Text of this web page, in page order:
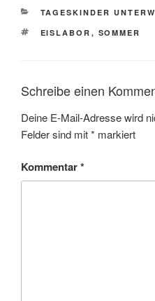
KATEGORIEN
TAGESKINDER
SCHLAGWÖRTER
EISLABOR , SOMMER
Schreibe einen
Deine E-Mail-Adresse wird
Felder sind mit* markiert
Kommentar*